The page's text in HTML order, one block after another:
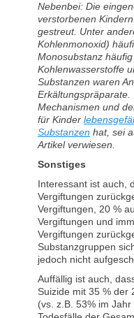
Nebenbei: Die
verstorbenen
gestreut. Unter
Kohlenmonoxid)
Monosubstanz
Kohlenwasserstoffe
Substanzen waren
Mechanismen und
für Kinder
Substanzen hat, sei
Artikel verwiesen.
Sonstiges
Interessant ist auch,
Vergiftungen
Vergiftungen, 20 %
Vergiftungen und
Vergiftungen
Substanzgruppen
jedoch nicht
Auffällig ist auch,
Suizide mit 35 % der
(vs. z.B. 53% im